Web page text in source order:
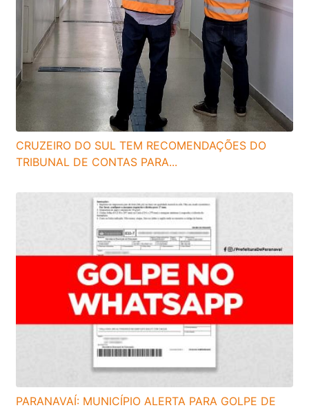
CRUZEIRO DO SUL TEM RECOMENDAÇÕES DO
TRIBUNAL DE CONTAS PARA...
PARANAVAÍ: MUNICÍPIO ALERTA PARA GOLPE DE